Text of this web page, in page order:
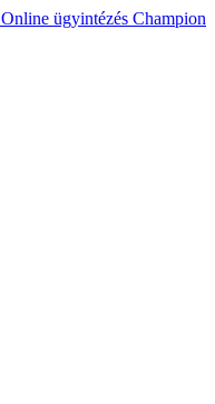
Online ügyintézés Champion